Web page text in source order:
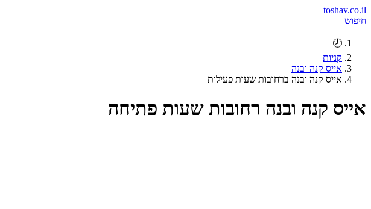
toshav.co.il
חיפוש
🕗
קניות
אייס קנה ובנה
אייס קנה ובנה ברחובות שעות פעילות
אייס קנה ובנה רחובות שעות פתיחה